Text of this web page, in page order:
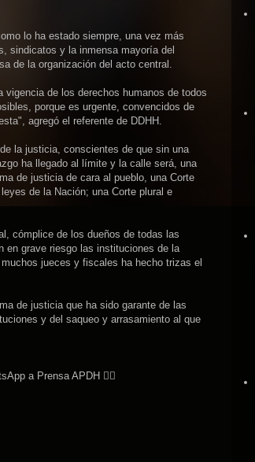
lo ha estado siempre, una vez más
sindicatos y la inmensa mayoría del
de la organización del acto central.
de los derechos humanos de todos
porque es urgente, convencidos de
agregó el referente de DDHH.
la justicia, conscientes de que sin una
ha llegado al límite y la calle será, una
de justicia de cara al pueblo, una Corte
de la Nación; una Corte plural e
cómplice de los dueños de todas las
en grave riesgo las instituciones de la
jueces y fiscales ha hecho trizas el
de justicia que ha sido garante de las
y del saqueo y arrasamiento al que
a Prensa APDH 👉🏽